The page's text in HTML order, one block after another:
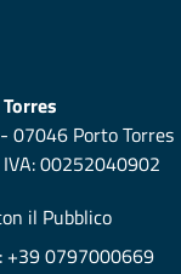
07046 Porto Torres
IVA: 00252040902
il Pubblico
+39 0797000669